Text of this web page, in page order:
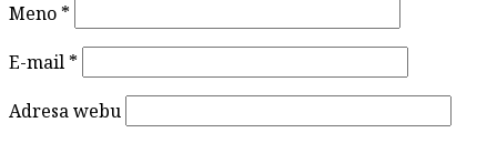
Meno *
E-mail *
Adresa webu